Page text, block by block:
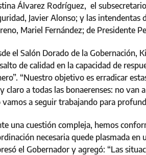
Álvarez Rodríguez, el
Javier Alonso; y las intendentas
Mariel Fernández; de Presidente
el Salón Dorado de la Gobernación,
de calidad en la capacidad de
“Nuestro objetivo es erradicar
claro a todas las bonaerenses: no van
vamos a seguir trabajando para
una cuestión compleja, hemos
necesaria quede plasmada
el Gobernador y agregó: “Las